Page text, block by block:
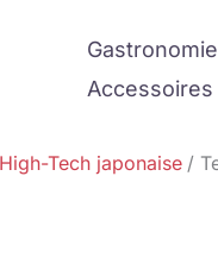
Gastronomie
High-Tech japonaise